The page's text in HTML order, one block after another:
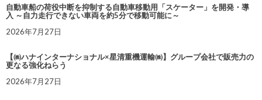
自動車船の荷役中断を抑制する自動車移動用「スケーター」を開発・導
入 ～自力走行できない車両を約5分で移動可能に～
2026年7月27日
【㈱ハナインターナショナル×星清重機運輸㈱】グループ会社で販売力の
更なる強化ねらう
2026年7月27日